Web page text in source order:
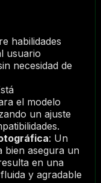
habilidades
usuario
necesidad de
el modelo
un ajuste
: Un
bien asegura un
en una
y agradable